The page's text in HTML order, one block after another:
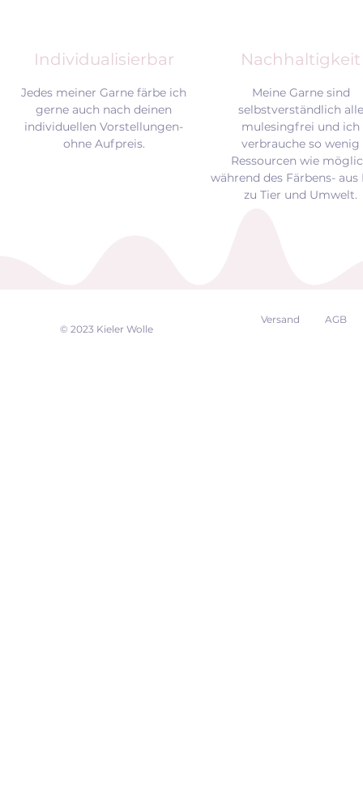
Individualisierbar Nachhaltigkeit
Jedes meiner Garne färbe ich
gerne auch nach deinen
individuellen Vorstellungen-
ohne Aufpreis.
Meine Garne sind
selbstverständlich alle
mulesingfrei und ich
verbrauche so wenig
Ressourcen wie
während des Färbens- aus
zu Tier und Umwelt.
© 2023 Kieler Wolle
Versand AGB